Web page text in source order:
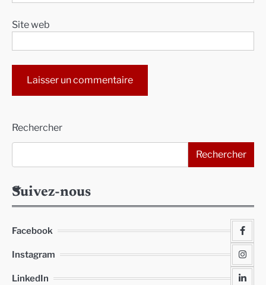
Site web
Rechercher
Rechercher
Suivez-nous
Facebook
Instagram
LinkedIn